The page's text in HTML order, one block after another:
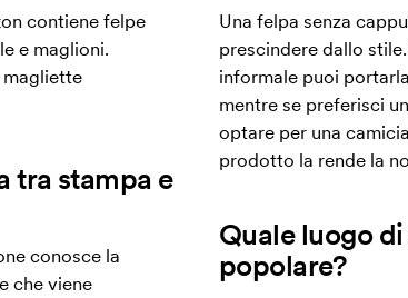
contiene felpe
e maglioni.
tra stampa e
conosce la
che viene
Una felpa senza
prescindere dallo
informale puoi
mentre se preferisci
optare per una
prodotto la rende la
Quale luogo
popolare?